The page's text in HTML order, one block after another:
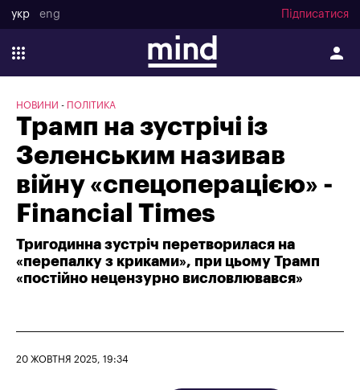
укр eng Підписатися
НОВИНИ ПОЛІТИКА
Трамп на зустрічі із
Зеленським називав
війну «спецоперацією» -
Financial Times
Тригодинна зустріч перетворилася на
«перепалку з криками», при цьому Трамп
«постійно нецензурно висловлювався»
20 ЖОВТНЯ 2025, 19:34